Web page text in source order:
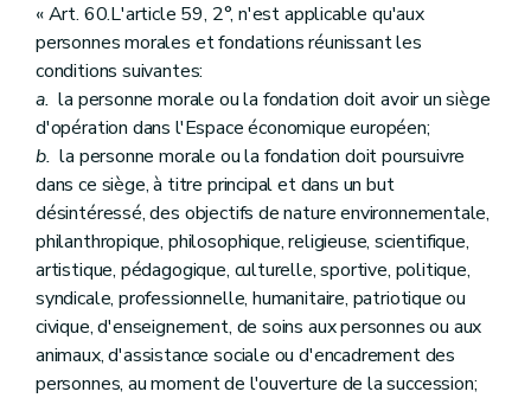
« Art. 60.L'article 59, 2°, n'est applicable qu'aux
personnes morales et fondations réunissant les
conditions suivantes:
a. la personne morale ou la fondation doit avoir un siège
d'opération dans l'Espace économique européen;
b. la personne morale ou la fondation doit poursuivre
dans ce siège, à titre principal et dans un but
désintéressé, des objectifs de nature environnementale,
philanthropique, philosophique, religieuse, scientifique,
artistique, pédagogique, culturelle, sportive, politique,
syndicale, professionnelle, humanitaire, patriotique ou
civique, d'enseignement, de soins aux personnes ou aux
animaux, d'assistance sociale ou d'encadrement des
personnes, au moment de l'ouverture de la succession;